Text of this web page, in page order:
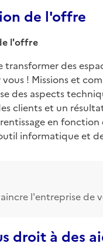
de l'offre
l'offre
transformer des
! Missions et
des aspects
clients et un
en fonction
informatique et
l'entreprise de
droit à des